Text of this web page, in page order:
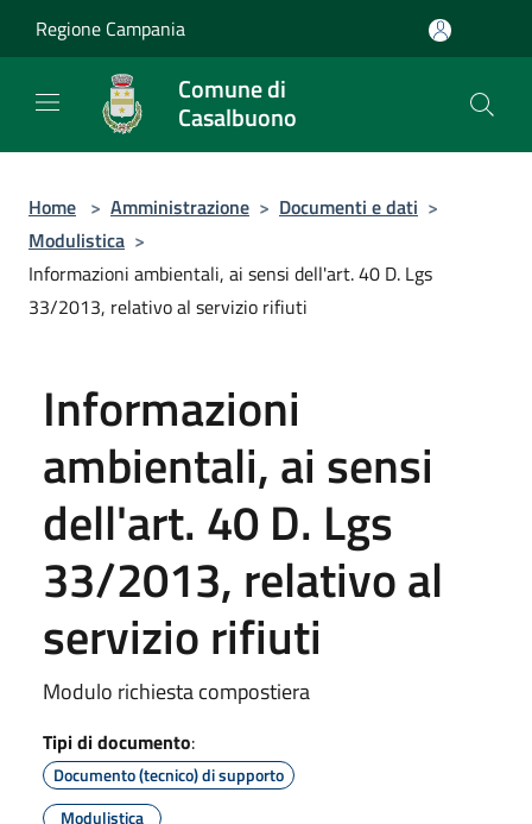
Regione Campania
Comune di
Casalbuono
Home > Amministrazione > Documenti e dati >
Modulistica >
Informazioni ambientali, ai sensi dell'art. 40 D. Lgs
33/2013, relativo al servizio rifiuti
Informazioni
ambientali, ai sensi
dell'art. 40 D. Lgs
33/2013, relativo al
servizio rifiuti
Modulo richiesta compostiera
Tipi di documento:
Documento (tecnico) di supporto
Modulistica